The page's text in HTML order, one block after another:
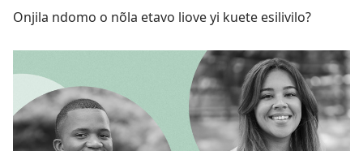
Onjila ndomo o nõla etavo liove yi kuete esilivilo?